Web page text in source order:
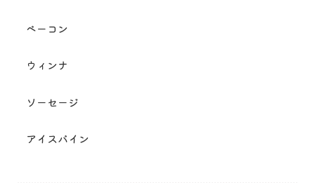
ベーコン
ウィンナ
ソーセージ
アイスバイン